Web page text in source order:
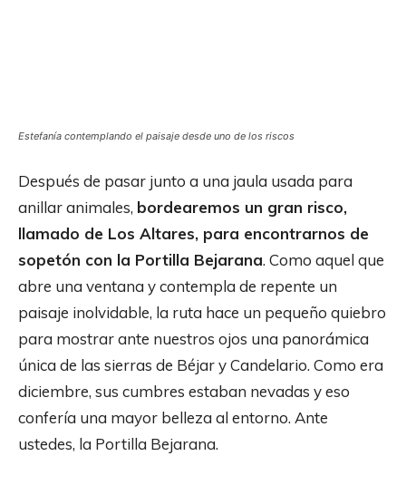
Estefanía contemplando el paisaje desde uno de los riscos
Después de pasar junto a una jaula usada para
anillar animales, bordearemos un gran risco,
llamado de Los Altares, para encontrarnos de
sopetón con la Portilla Bejarana. Como aquel que
abre una ventana y contempla de repente un
paisaje inolvidable, la ruta hace un pequeño quiebro
para mostrar ante nuestros ojos una panorámica
única de las sierras de Béjar y Candelario. Como era
diciembre, sus cumbres estaban nevadas y eso
confería una mayor belleza al entorno. Ante
ustedes, la Portilla Bejarana.